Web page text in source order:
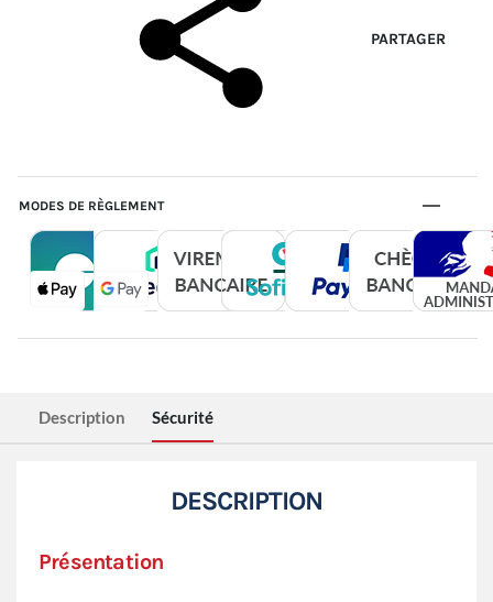
PARTAGER
MODES DE RÈGLEMENT
Description Sécurité
DESCRIPTION
Présentation